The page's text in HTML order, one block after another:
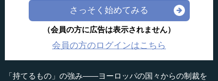
さっそく始めてみる
（会員の方に広告は表示されません）
会員の方のログインはこちら
「持てるもの」の強み――ヨーロッパの国々からの制裁を